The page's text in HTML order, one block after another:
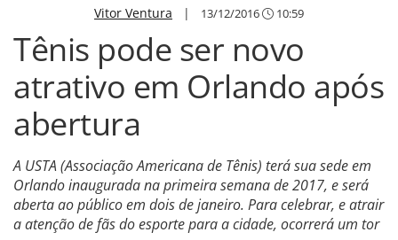
Vitor Ventura | 13/12/2016 10:59
Tênis pode ser novo
atrativo em Orlando após
abertura
A USTA (Associação Americana de Tênis) terá sua sede em
Orlando inaugurada na primeira semana de 2017, e será
aberta ao público em dois de janeiro. Para celebrar, e atrair
a atenção de fãs do esporte para a cidade, ocorrerá um tor